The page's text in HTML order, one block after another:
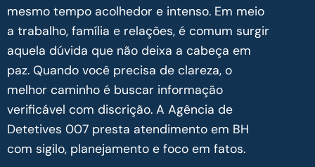
mesmo tempo acolhedor e intenso. Em meio
a trabalho, família e relações, é comum surgir
aquela dúvida que não deixa a cabeça em
paz. Quando você precisa de clareza, o
melhor caminho é buscar informação
verificável com discrição. A Agência de
Detetives 007 presta atendimento em BH
com sigilo, planejamento e foco em fatos.